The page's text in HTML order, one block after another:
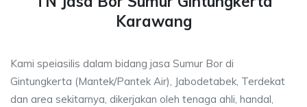
Karawang
Kami speiasilis dalam bidang jasa Sumur Bor di
Gintungkerta (Mantek/Pantek Air), Jabodetabek, Terdekat
dan area sekitarnya, dikerjakan oleh tenaga ahli, handal,